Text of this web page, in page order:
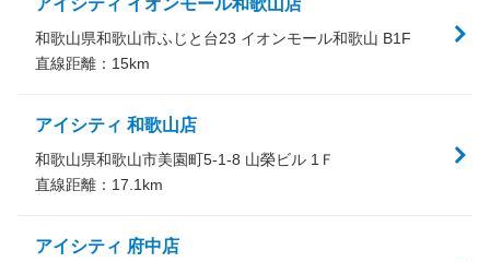
アイシティ イオンモール和歌山店
和歌山県和歌山市ふじと台23 イオンモール和歌山 B1F
直線距離： 15km
アイシティ 和歌山店
和歌山県和歌山市美園町5-1-8 山榮ビル 1Ｆ
直線距離： 17.1 km
アイシティ 府中店